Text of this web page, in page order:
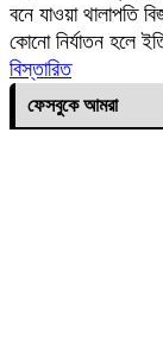
বনে যাওয়া থালাপতি
কোনো নির্যাতন হলে
বিস্তারিত
ফেসবুকে আমরা